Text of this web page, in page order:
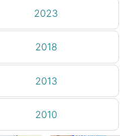
2023
2018
2013
2010